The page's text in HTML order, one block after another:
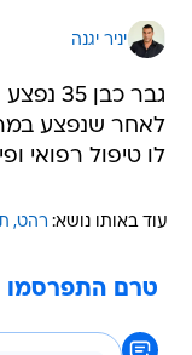
יניר יגנה
גבר
לאחר שנפצע
לו טיפול רפואי
עוד באותו נושא: רהט
טרם התפרסמו